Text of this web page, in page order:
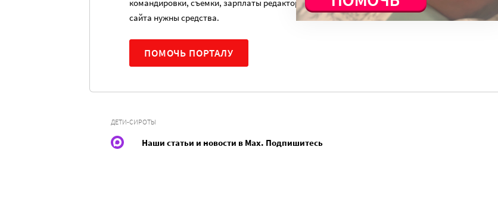
командировки, съемки, зарплаты редакторов, журналистов и техническую поддержку
сайта нужны средства.
ПОМОЧЬ ПОРТАЛУ
ДЕТИ-СИРОТЫ
Наши статьи и новости в Max. Подпишитесь